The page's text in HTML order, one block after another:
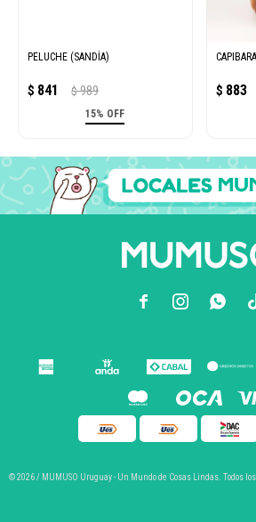
PELUCHE (SANDÍA)
$ 841 $ 989
15% OFF
$ 883
  
© 2026 / MUMUSO Uruguay - Un Mundo de Cosas Lindas. Todos